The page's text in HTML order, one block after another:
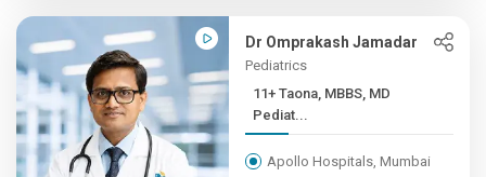
Dr Omprakash Jamadar
Pediatrics
11+ Taona, MBBS, MD
Pediat...
Apollo Hospitals, Mumbai